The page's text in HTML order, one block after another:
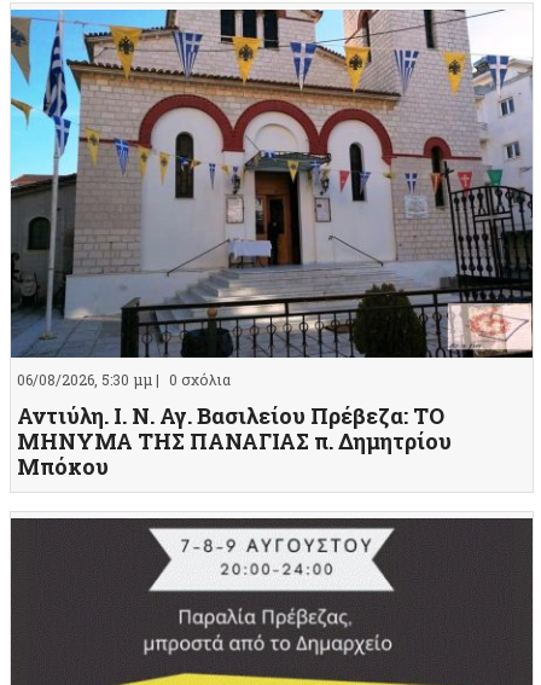
06/08/2026, 5:30 μμ | 0 σχόλια
Αντιύλη. Ι. Ν. Αγ. Βασιλείου Πρέβεζα: ΤΟ
ΜΗΝΥΜΑ ΤΗΣ ΠΑΝΑΓΙΑΣ π. Δημητρίου
Μπόκου